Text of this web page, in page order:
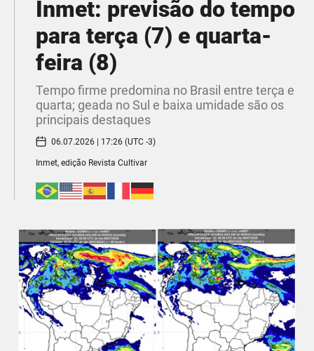
Inmet: previsão do tempo
para terça (7) e quarta-
feira (8)
Tempo firme predomina no Brasil entre terça e
quarta; geada no Sul e baixa umidade são os
principais destaques
06.07.2026 | 17:26 (UTC -3)
Inmet, edição Revista Cultivar